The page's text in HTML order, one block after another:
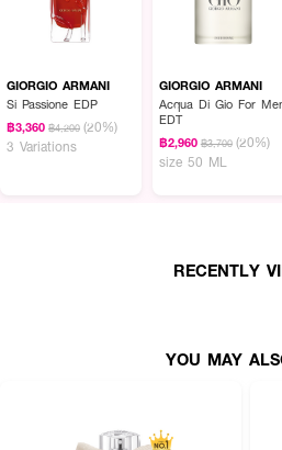
น้ำหอมแนวฟลอร่าวู้ดดี้
GIORGIO
ความแตกต่างระหว่างโน้ตของดอกซ่อนกลิ่นที่ส
ลาเบรีย ประเทศอิตาลี สร้างประกายความสด
อียิปต์ กลิ่นหอมของดอกส้มได้มาจากวิธีการป
ให้เกิดการผสมผสานระหว่างความมีชีวิตชีวา
ของผลไม้
GIORGIO ARMANI
Si Passione EDP
฿3,360 ฿4,200 (20%)
3 Variations
GIORGIO ARMANI
Acqua Di Gio For
EDT
฿2,960 ฿3,700 (20%)
size 50 ML
RECENTLY
YOU MAY